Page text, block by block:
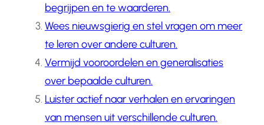
begrijpen en te waarderen.
Wees nieuwsgierig en stel vragen om meer
te leren over andere culturen.
Vermijd vooroordelen en generalisaties
over bepaalde culturen.
Luister actief naar verhalen en ervaringen
van mensen uit verschillende culturen.